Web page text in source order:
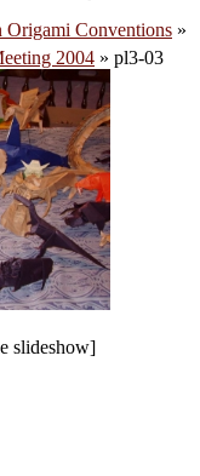
Origami Conventions »
2004 » pl3-03
slideshow]